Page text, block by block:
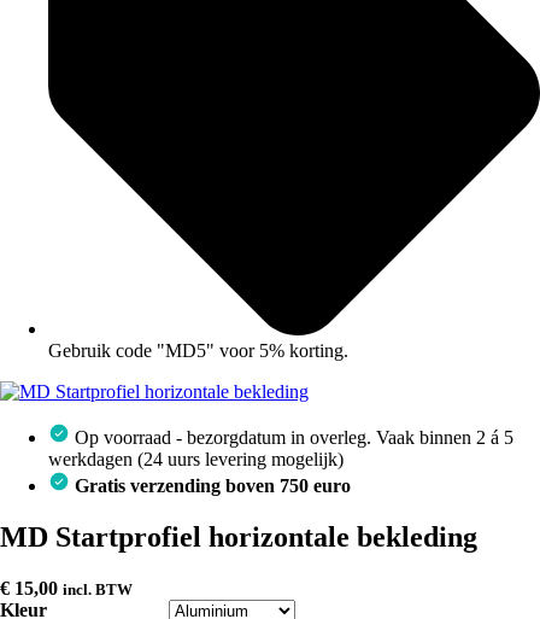
Gebruik code "MD5" voor 5% korting.
Op voorraad - bezorgdatum in overleg. Vaak binnen 2 á 5
werkdagen (24 uurs levering mogelijk)
Gratis verzending boven 750 euro
MD Startprofiel horizontale bekleding
€ 15,00 incl. BTW
Kleur